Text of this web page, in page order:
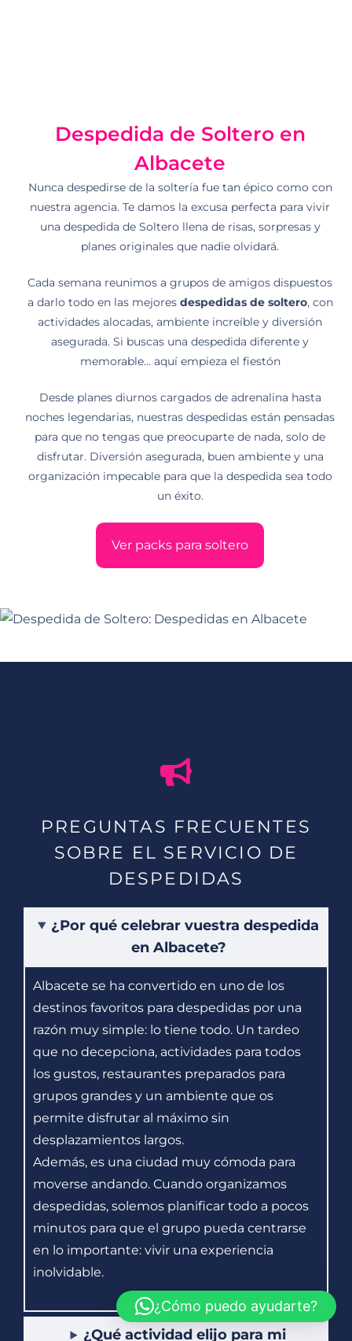
Despedida de Soltero en
Albacete
Nunca despedirse de la soltería fue tan épico como con
nuestra agencia. Te damos la excusa perfecta para vivir
una despedida de Soltero llena de risas, sorpresas y
planes originales que nadie olvidará.
Cada semana reunimos a grupos de amigos dispuestos
a darlo todo en las mejores despedidas de soltero, con
actividades alocadas, ambiente increíble y diversión
asegurada. Si buscas una despedida diferente y
memorable… aquí empieza el fiestón
Desde planes diurnos cargados de adrenalina hasta
noches legendarias, nuestras despedidas están pensadas
para que no tengas que preocuparte de nada, solo de
disfrutar. Diversión asegurada, buen ambiente y una
organización impecable para que la despedida sea todo
un éxito.
Ver packs para soltero
PREGUNTAS FRECUENTES
SOBRE EL SERVICIO DE
DESPEDIDAS
¿Por qué celebrar vuestra despedida
en Albacete?
Albacete se ha convertido en uno de los
destinos favoritos para despedidas por una
razón muy simple: lo tiene todo. Un tardeo
que no decepciona, actividades para todos
los gustos, restaurantes preparados para
grupos grandes y un ambiente que os
permite disfrutar al máximo sin
desplazamientos largos.
Además, es una ciudad muy cómoda para
moverse andando. Cuando organizamos
despedidas, solemos planificar todo a pocos
minutos para que el grupo pueda centrarse
en lo importante: vivir una experiencia
inolvidable.
¿Qué actividad elijo para mi
¿Cómo puedo ayudarte?